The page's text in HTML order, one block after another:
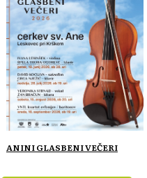
ANINI GLASBENI VEČERI